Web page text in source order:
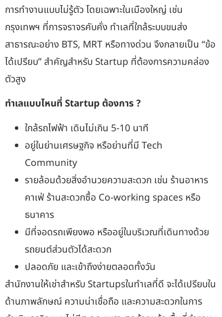
การทำงานแบบไม่รู้ตัว โดยเฉพาะในเมืองใหญ่ เช่น
กรุงเทพฯ ที่การจราจรคับคั่ง ทำเลที่ใกล้ระบบขนส่ง
สาธารณะอย่าง BTS, MRT หรือทางด่วน จึงกลายเป็น “ข้อ
ได้เปรียบ” สำคัญสำหรับ Startup ที่ต้องการความคล่อง
ตัวสูง
ทำเลแบบไหนที่ Startup ต้องการ ?
ใกล้รถไฟฟ้า เดินไม่เกิน 5-10 นาที
อยู่ในย่านเศรษฐกิจ หรือย่านที่มี Tech
Community
รายล้อมด้วยสิ่งอำนวยความสะดวก เช่น ร้านอาหาร
คาเฟ่ ร้านสะดวกซื้อ Co-working spaces หรือ
ธนาคาร
มีที่จอดรถเพียงพอ หรืออยู่ในบริเวณที่เดินทางด้วย
รถยนต์ส่วนตัวได้สะดวก
ปลอดภัย และเข้าถึงง่ายตลอดทั้งวัน
สำนักงานให้เช่าสำหรับ Startupsในทำเลที่ดี จะได้เปรียบใน
ด้านภาพลักษณ์ ความน่าเชื่อถือ และความสะดวกในการ